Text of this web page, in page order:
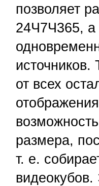
позволяет
24Ч7Ч365, a
от всех
размера,
т. е.